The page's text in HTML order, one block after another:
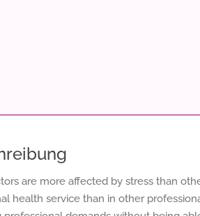
are more affected by stress than
health service than in other